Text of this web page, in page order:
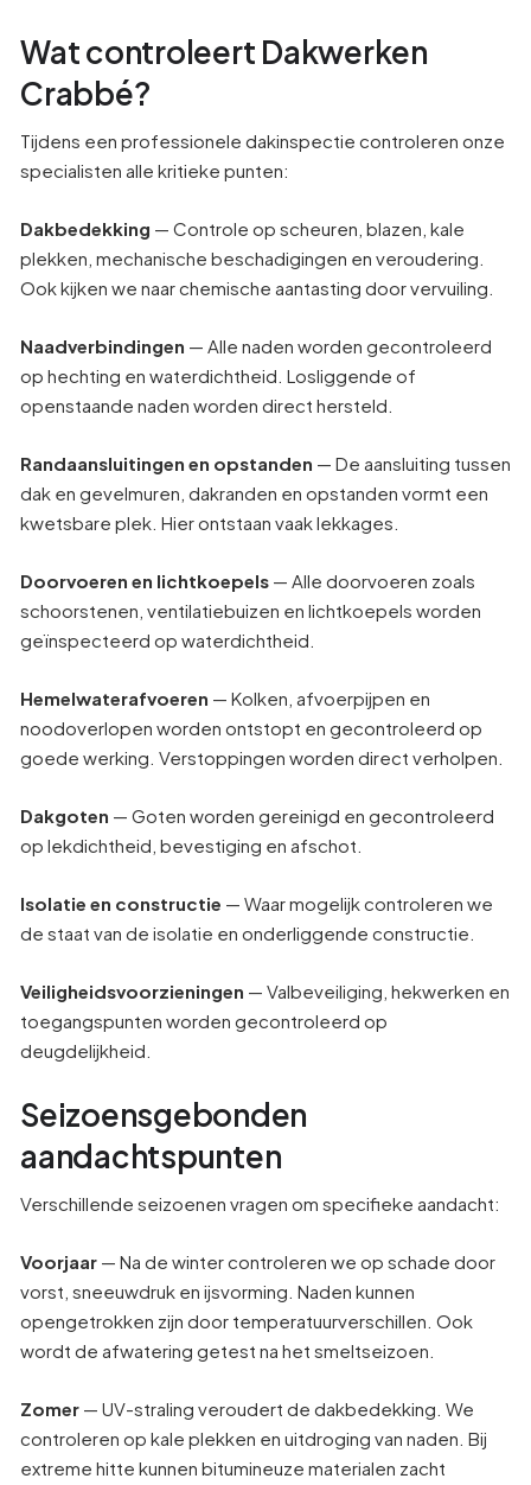
Wat controleert Dakwerken
Crabbé?
Tijdens een professionele dakinspectie controleren onze
specialisten alle kritieke punten:
Dakbedekking — Controle op scheuren, blazen, kale
plekken, mechanische beschadigingen en veroudering.
Ook kijken we naar chemische aantasting door vervuiling.
Naadverbindingen — Alle naden worden gecontroleerd
op hechting en waterdichtheid. Losliggende of
openstaande naden worden direct hersteld.
Randaansluitingen en opstanden — De aansluiting tussen
dak en gevelmuren, dakranden en opstanden vormt een
kwetsbare plek. Hier ontstaan vaak lekkages.
Doorvoeren en lichtkoepels — Alle doorvoeren zoals
schoorstenen, ventilatiebuizen en lichtkoepels worden
geïnspecteerd op waterdichtheid.
Hemelwaterafvoeren — Kolken, afvoerpijpen en
noodoverlopen worden ontstopt en gecontroleerd op
goede werking. Verstoppingen worden direct verholpen.
Dakgoten — Goten worden gereinigd en gecontroleerd
op lekdichtheid, bevestiging en afschot.
Isolatie en constructie — Waar mogelijk controleren we
de staat van de isolatie en onderliggende constructie.
Veiligheidsvoorzieningen — Valbeveiliging, hekwerken en
toegangspunten worden gecontroleerd op
deugdelijkheid.
Seizoensgebonden
aandachtspunten
Verschillende seizoenen vragen om specifieke aandacht:
Voorjaar — Na de winter controleren we op schade door
vorst, sneeuwdruk en ijsvorming. Naden kunnen
opengetrokken zijn door temperatuurverschillen. Ook
wordt de afwatering getest na het smeltseizoen.
Zomer — UV-straling veroudert de dakbedekking. We
controleren op kale plekken en uitdroging van naden. Bij
extreme hitte kunnen bitumineuze materialen zacht